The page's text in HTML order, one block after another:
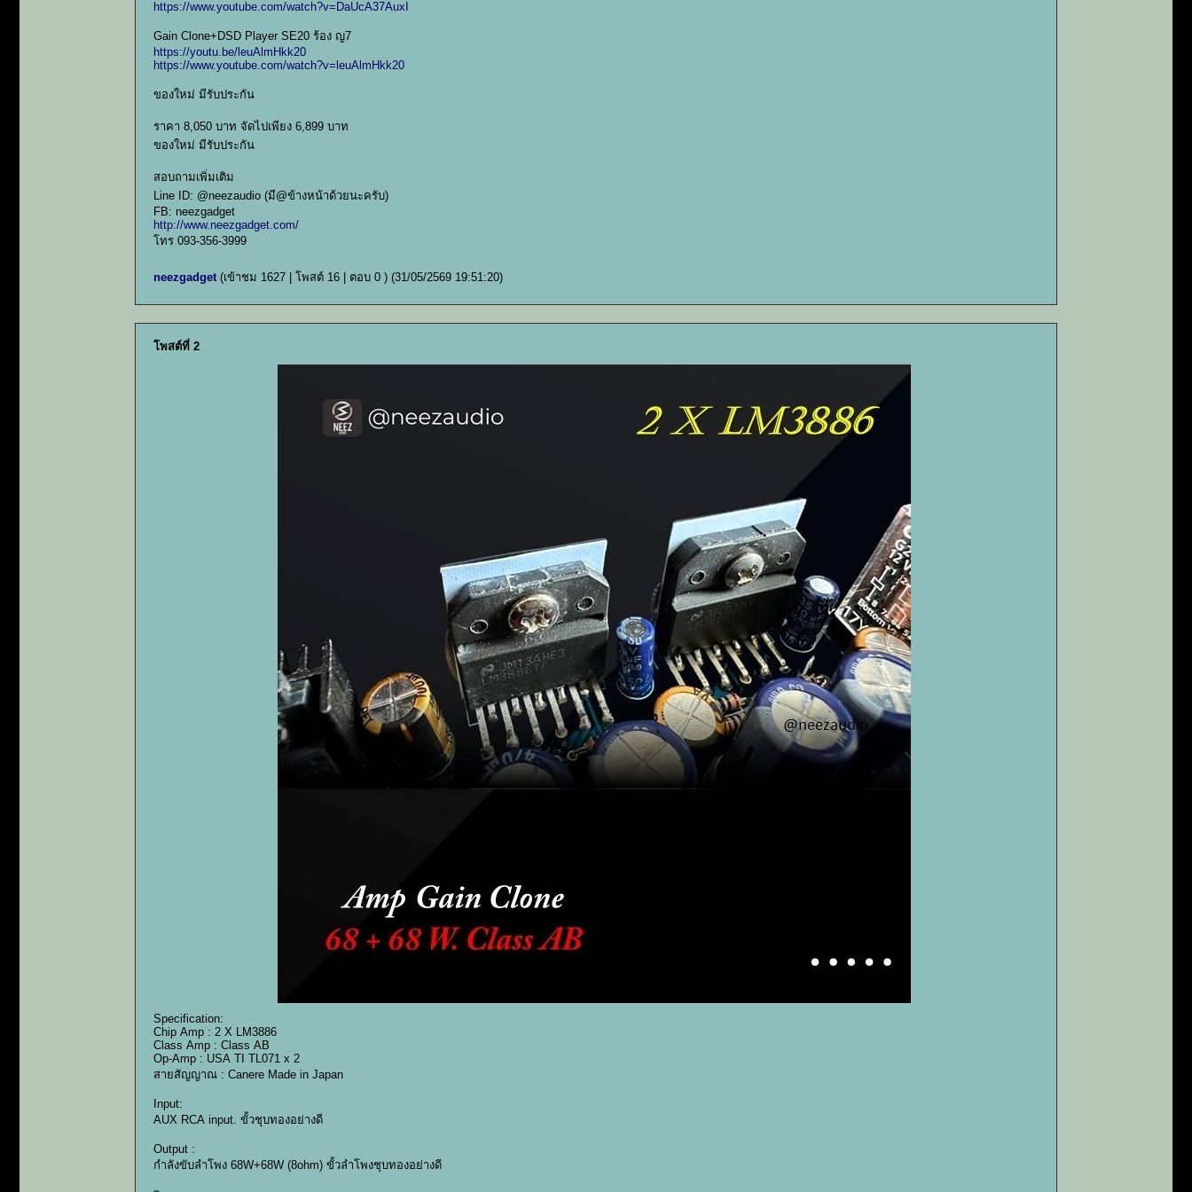
https://www.youtube.com/watch?v=DaUcA37AuxI
Gain Clone+DSD Player SE20 ร้อง ญ7
https://youtu.be/leuAlmHkk20
https://www.youtube.com/watch?v=leuAlmHkk20
ของใหม่ มีรับประกัน
ราคา 8,050 บาท จัดไปเพียง 6,899 บาท
ของใหม่ มีรับประกัน
สอบถามเพิ่มเติม
Line ID: @neezaudio (มี@ข้างหน้าด้วยนะครับ)
FB: neezgadget
http://www.neezgadget.com/
โทร 093-356-3999
neezgadget(เข้าชม 1627 | โพสต์ 16 | ตอบ 0 ) (31/05/2569 19:51:20)
โพสต์ที่ 2
Specification:
Chip Amp : 2 X LM3886
Class Amp : Class AB
Op-Amp : USA TI TL071 x 2
สายสัญญาณ : Canere Made in Japan
Input:
AUX RCA input. ขั้วชุบทองอย่างดี
Output :
กำลังขับลำโพง 68W+68W (8ohm) ขั้วลำโพงชุบทองอย่างดี